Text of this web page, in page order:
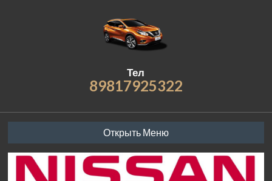
Тел
89817925322
Открыть Меню